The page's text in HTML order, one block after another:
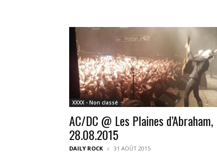
XXXX - Non classé
AC/DC @ Les Plaines d’Abraham,
28.08.2015
DAILY ROCK 31 AOÛT 2015